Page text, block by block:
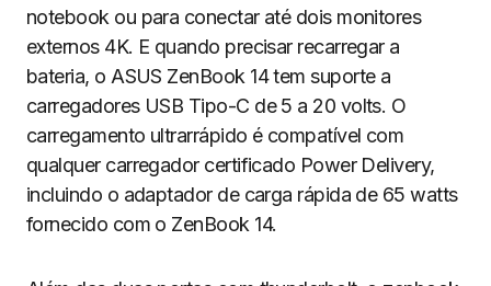
notebook ou para conectar até dois monitores
externos 4K. E quando precisar recarregar a
bateria, o ASUS ZenBook 14 tem suporte a
carregadores USB Tipo-C de 5 a 20 volts. O
carregamento ultrarrápido é compatível com
qualquer carregador certificado Power Delivery,
incluindo o adaptador de carga rápida de 65 watts
fornecido com o ZenBook 14.